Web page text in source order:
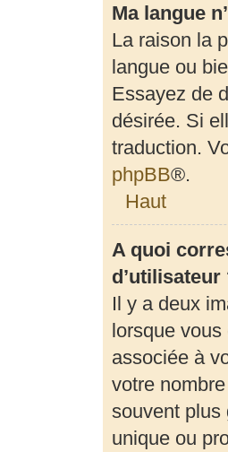
Ma langue
La raison la
langue ou
Essayez de
désirée. Si
traduction.
phpBB®.
Haut
A quoi
d’utilisateur
Il y a deux
lorsque vous
associée à
votre
souvent plus
unique ou